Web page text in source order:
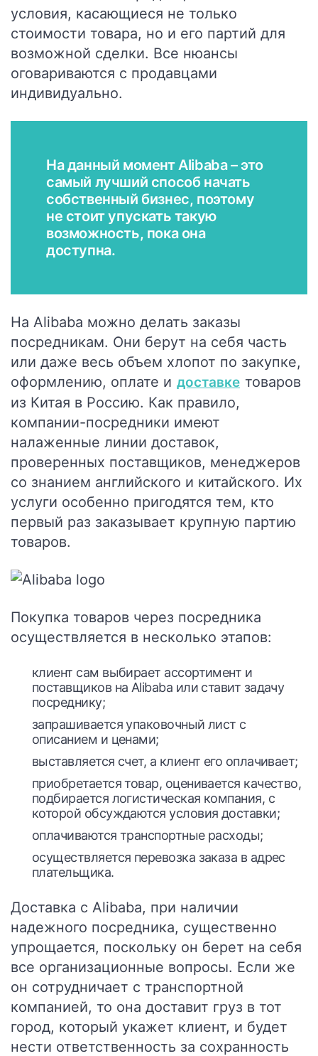
условия, касающиеся не только
стоимости товара, но и его партий для
возможной сделки. Все нюансы
оговариваются с продавцами
индивидуально.
На данный момент Alibaba – это
самый лучший способ начать
собственный бизнес, поэтому
не стоит упускать такую
возможность, пока она
доступна.
На Alibaba можно делать заказы
посредникам. Они берут на себя часть
или даже весь объем хлопот по закупке,
оформлению, оплате и доставке товаров
из Китая в Россию. Как правило,
компании-посредники имеют
налаженные линии доставок,
проверенных поставщиков, менеджеров
со знанием английского и китайского. Их
услуги особенно пригодятся тем, кто
первый раз заказывает крупную партию
товаров.
Покупка товаров через посредника
осуществляется в несколько этапов:
клиент сам выбирает ассортимент и
поставщиков на Alibaba или ставит задачу
посреднику;
запрашивается упаковочный лист с
описанием и ценами;
выставляется счет, а клиент его оплачивает;
приобретается товар, оценивается качество,
подбирается логистическая компания, с
которой обсуждаются условия доставки;
оплачиваются транспортные расходы;
осуществляется перевозка заказа в адрес
плательщика.
Доставка с Alibaba, при наличии
надежного посредника, существенно
упрощается, поскольку он берет на себя
все организационные вопросы. Если же
он сотрудничает с транспортной
компанией, то она доставит груз в тот
город, который укажет клиент, и будет
нести ответственность за сохранность